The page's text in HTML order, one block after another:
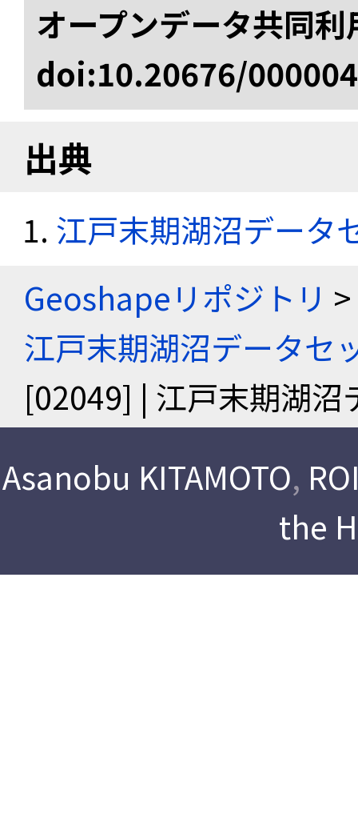
オープンデータ共同
doi:10.20676/
出典
江戸末期湖沼データ
Geoshapeリポジトリ >
江戸末期湖沼データセ
[02049] | 江戸末期湖沼
Asanobu KITAMOTO,
the